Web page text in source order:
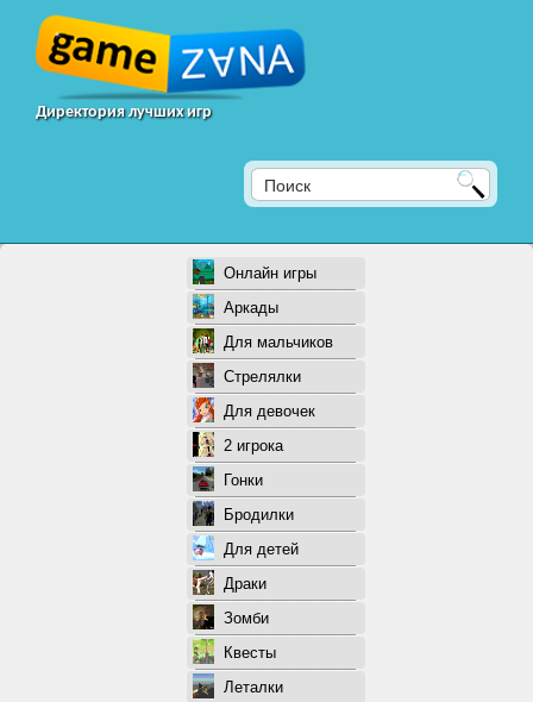
Директория лучших игр
Онлайн игры
Аркады
Для мальчиков
Стрелялки
Для девочек
2 игрока
Гонки
Бродилки
Для детей
Драки
Зомби
Квесты
Леталки